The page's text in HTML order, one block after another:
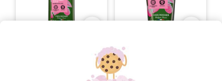
Protezione | Colore -
Maschera
Protezione | Colore -
200...
Tubo